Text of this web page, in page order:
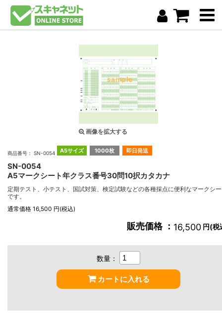
画像を拡大する
A5サイズ 1000枚 即日発送
商品番号： SN-0054
SN-0054
A5マークシート年クラス番号30問10択カタカナ
定期テスト、小テスト、国試対策、検定試験などの各種採点に便利なマークシ
です。
通常価格 16,500 円(税込)
販売価格 ： 16,500 円(税
数量：
カートに入れる